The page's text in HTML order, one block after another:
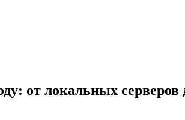
от локальных серверов